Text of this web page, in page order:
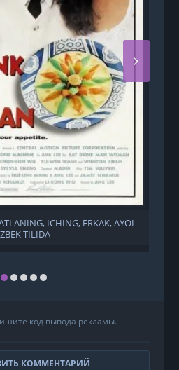
ICHING, ERKAK, AYOL
TILIDA
код вывода рекламы.
КОММЕНТАРИЙ